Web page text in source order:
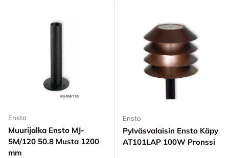
Ensto
Muurijalka Ensto MJ-
5M/120 50.8 Musta 1200
mm
Ensto
Pylväsvalaisin Ensto Käpy
AT101LAP 100W Pronssi